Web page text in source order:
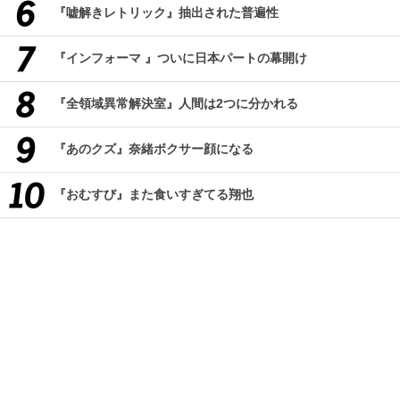
『嘘解きレトリック』抽出された普遍性
『インフォーマ 』ついに日本パートの幕開け
『全領域異常解決室』人間は2つに分かれる
『あのクズ』奈緒ボクサー顔になる
『おむすび』また食いすぎてる翔也